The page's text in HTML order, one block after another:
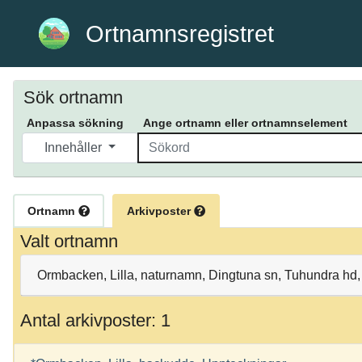
Ortnamnsregistret
Sök ortnamn
Anpassa sökning Ange ortnamn eller ortnamnselement
Innehåller
Ortnamn Arkivposter
Valt ortnamn
Ormbacken, Lilla, naturnamn, Dingtuna sn, Tuhundra
Antal arkivposter: 1